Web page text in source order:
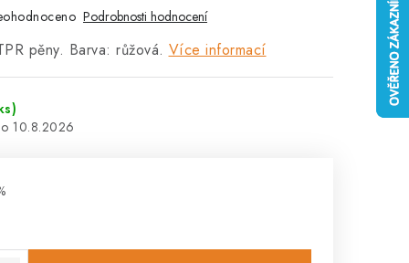
Podrobnosti hodnocení
pěny. Barva: růžová. Více informací
10.8.2026